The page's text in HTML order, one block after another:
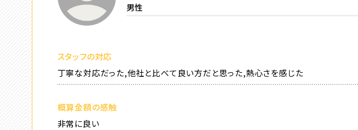
男性
スタッフの対応
丁寧な対応だった,他社と比べて良い方だと思った,熱心さを感じた
概算金額の感触
非常に良い